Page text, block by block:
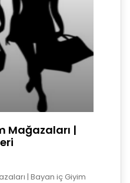
Mağazaları |
| Bayan iç Giyim